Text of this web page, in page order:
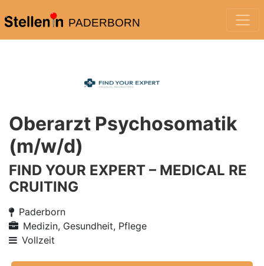
PADERBORN
Oberarzt Psychosomatik
(m/w/d)
FIND YOUR EXPERT – MEDICAL RE
CRUITING
Paderborn
Medizin, Gesundheit, Pflege
Vollzeit